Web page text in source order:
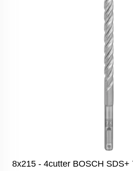
8x215 - 4cutter BOSCH SDS+